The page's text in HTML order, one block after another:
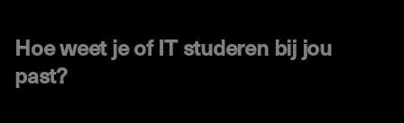
Hoe weet je of IT studeren bij jou
past?